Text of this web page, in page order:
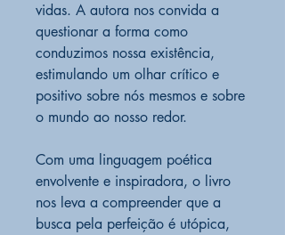
vidas. A autora nos convida a
questionar a forma como
conduzimos nossa existência,
estimulando um olhar crítico e
positivo sobre nós mesmos e sobre
o mundo ao nosso redor.
Com uma linguagem poética
envolvente e inspiradora, o livro
nos leva a compreender que a
busca pela perfeição é utópica,